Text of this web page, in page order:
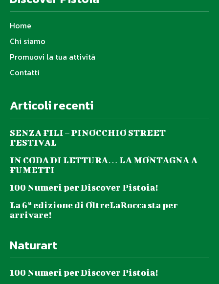
Home
Chi siamo
Promuovi la tua attività
Contatti
Articoli recenti
SENZA FILI – PINOCCHIO STREET
FESTIVAL
IN CODA DI LETTURA… LA MONTAGNA A
FUMETTI
100 Numeri per Discover Pistoia!
La 6ª edizione di OltreLaRocca sta per
arrivare!
Naturart
100 Numeri per Discover Pistoia!